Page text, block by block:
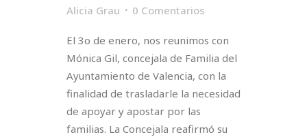
Alicia Grau
0 Comentarios
El 3o de enero, nos reunimos con
Mónica Gil, concejala de Familia del
Ayuntamiento de Valencia, con la
finalidad de trasladarle la necesidad
de apoyar y apostar por las
familias. La Concejala reafirmó su